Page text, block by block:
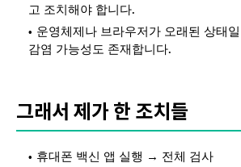
고 조치해야 합니다.
운영체제나 브라우저가 오래된 상태
감염 가능성도 존재합니다.
그래서 제가 한 조치들
휴대폰 백신 앱 실행 → 전체 검사